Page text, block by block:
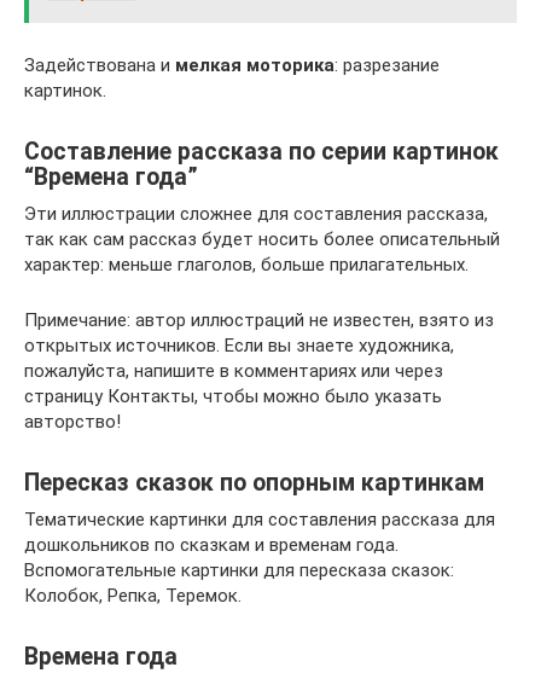
Задействована и мелкая моторика: разрезание
картинок.
Составление рассказа по серии картинок
“Времена года”
Эти иллюстрации сложнее для составления рассказа,
так как сам рассказ будет носить более описательный
характер: меньше глаголов, больше прилагательных.
Примечание: автор иллюстраций не известен, взято из
открытых источников. Если вы знаете художника,
пожалуйста, напишите в комментариях или через
страницу Контакты, чтобы можно было указать
авторство!
Пересказ сказок по опорным картинкам
Тематические картинки для составления рассказа для
дошкольников по сказкам и временам года.
Вспомогательные картинки для пересказа сказок:
Колобок, Репка, Теремок.
Времена года